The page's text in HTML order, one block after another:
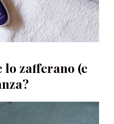
zafferano (e